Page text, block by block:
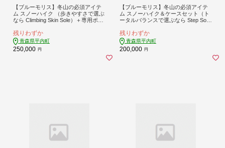
【ブルーモリス】冬山の必須アイテ
ム スノーハイク （歩きやすさで選ぶ
なら Climbing Skin Sole）＋専用ポー
ー スキー場 スキー板 Bluemoris F21J
-145
残りわずか
青森県平内町
250,000 円
【ブルーモリス】冬山の必須アイテ
ム スノーハイク＆ケースセット（ト
ータルバランスで選ぶなら Step Sol
moris F21J-196
残りわずか
青森県平内町
200,000 円